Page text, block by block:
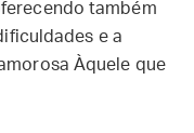
também
e a
Àquele que